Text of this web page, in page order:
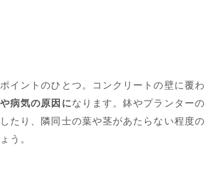
イントのひとつ。コンクリートの壁に覆わ
病気の原因になります。鉢やプランターの
たり、隣同士の葉や茎があたらない程度の
う。